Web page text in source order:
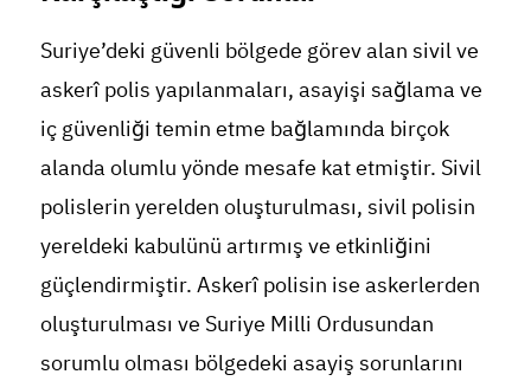
Suriye’deki güvenli bölgede görev alan sivil ve
askerî polis yapılanmaları, asayişi sağlama ve
iç güvenliği temin etme bağlamında birçok
alanda olumlu yönde mesafe kat etmiştir. Sivil
polislerin yerelden oluşturulması, sivil polisin
yereldeki kabulünü artırmış ve etkinliğini
güçlendirmiştir. Askerî polisin ise askerlerden
oluşturulması ve Suriye Milli Ordusundan
sorumlu olması bölgedeki asayiş sorunlarını